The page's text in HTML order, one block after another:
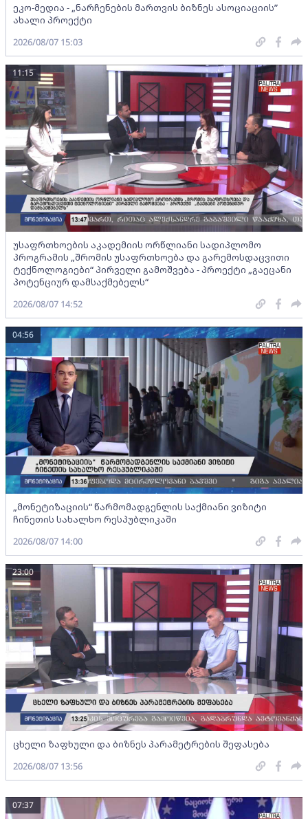
ეკო-მედია - „ნარჩენების მართვის ბიზნეს ასოციაციის”
ახალი პროექტი
2026/08/07 15:03
უსაფრთხოების აკადემიის ორწლიანი სადიპლომო
პროგრამის „შრომის უსაფრთხოება და გარემოსდაცვითი
ტექნოლოგიები“ პირველი გამოშვება - პროექტი „გაეცანი
პოტენციურ დამსაქმებელს“
11:15
2026/08/07 14:52
„მონეტიზაციის“ წარმომადგენლის საქმიანი ვიზიტი
ჩინეთის სახალხო რესპუბლიკაში
04:56
2026/08/07 14:00
ცხელი ზაფხული და ბიზნეს პარამეტრების შეფასება
23:00
2026/08/07 13:56
07:37